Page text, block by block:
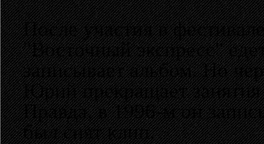
После участия в
"Восточный экспресс"
записывает альбом. Но
Юрий прекращает
Правда, в 1996-м он
был снят клип.